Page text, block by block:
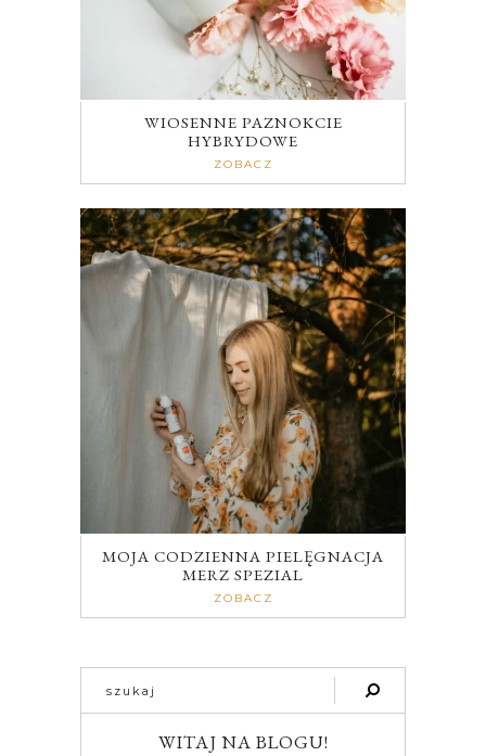
WIOSENNE PAZNOKCIE
HYBRYDOWE
ZOBACZ
MOJA CODZIENNA PIELĘGNACJA
MERZ SPEZIAL
ZOBACZ
WITAJ NA BLOGU!